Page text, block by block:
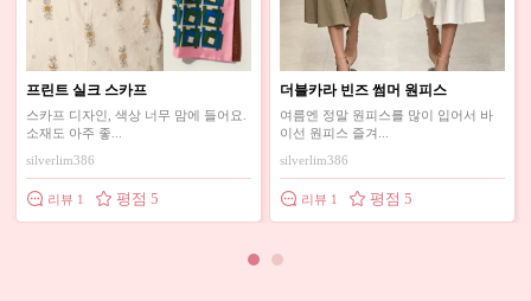
즈 썸머 원피스
원피스를 많이 입어서 바
즐겨...
평점 5
[[베이지,블랙 당일배송]]린넨 캡 나
시
블랙이랑 베이지색상 구매했는데 스타
일이 귀엽고 안에...
평점 4
지앤 가로핏
크롭기장이라